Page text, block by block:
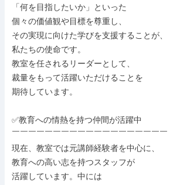
「何を目指したいか」といった
個々の価値観や目標を尊重し、
その実現に向けた学びを支援することが、
私たちの使命です。
教室を任されるリーダーとして、
裁量をもって活躍いただけることを
期待しています。
✅教育への情熱を持つ仲間が活躍中
￣￣￣￣￣￣￣￣￣￣￣￣￣￣￣￣￣￣￣
現在、教室では元講師経験者を中心に、
教育への高い志を持つスタッフが
活躍しています。中には